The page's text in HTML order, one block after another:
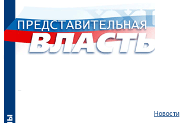
Новости